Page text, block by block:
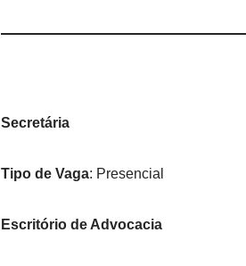
Secretária
Tipo de Vaga: Presencial
Escritório de Advocacia